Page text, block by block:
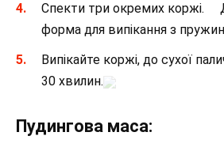
Спекти три окремих коржі.
форма для випікання з
Випікайте коржі, до сухої
30 хвилин.
Пудингова маса: